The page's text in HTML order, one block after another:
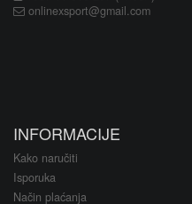
onlinexsport@gmail.com
INFORMACIJE
Kako naručiti
Isporuka
Način plaćanja